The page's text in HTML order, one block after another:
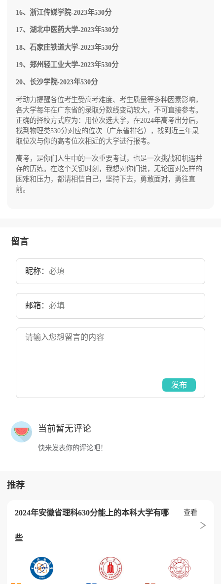
16、浙江传媒学院-2023年530分
17、湖北中医药大学-2023年530分
18、石家庄铁道大学-2023年530分
19、郑州轻工业大学-2023年530分
20、长沙学院-2023年530分
考动力提醒各位考生受高考难度、考生质量等多种因素影响，
各大学每年在广东省的录取分数线变动较大，不可直接参考。
正确的择校方式应为：用位次选大学，在2024年高考出分后，
找到物理类530分对应的位次（广东省排名），找到近三年录
取位次与你的高考位次相近的大学进行报考。
高考，是你们人生中的一次重要考试，也是一次挑战和机遇并
存的历练。在这个关键时刻，我想对你们说，无论面对怎样的
困难和压力，都请相信自己，坚持下去，勇敢面对，勇往直
前。
留言
昵称：
邮箱：
发布
当前暂无评论
快来发表你的评论吧！
推荐
2024年安徽省理科630分能上的本科大学有哪
些
查看